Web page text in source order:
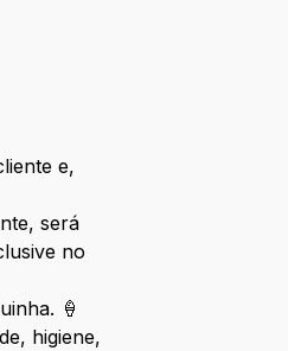
e,
será
no
🍦
higiene,